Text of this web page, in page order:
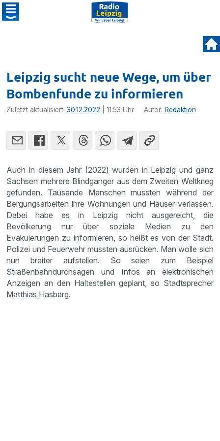
Leipzig sucht neue Wege, um über
Bombenfunde zu informieren
Zuletzt aktualisiert:30.12.2022 | 11:53 Uhr Autor: Redaktion
Auch in diesem Jahr (2022) wurden in Leipzig und ganz
Sachsen mehrere Blindgänger aus dem Zweiten Weltkrieg
gefunden. Tausende Menschen mussten während der
Bergungsarbeiten ihre Wohnungen und Häuser verlassen.
Dabei habe es in Leipzig nicht ausgereicht, die
Bevölkerung nur über soziale Medien zu den
Evakuierungen zu informieren, so heißt es von der Stadt.
Polizei und Feuerwehr mussten ausrücken. Man wolle sich
nun breiter aufstellen. So seien zum Beispiel
Straßenbahndurchsagen und Infos an elektronischen
Anzeigen an den Haltestellen geplant, so Stadtsprecher
Matthias Hasberg.